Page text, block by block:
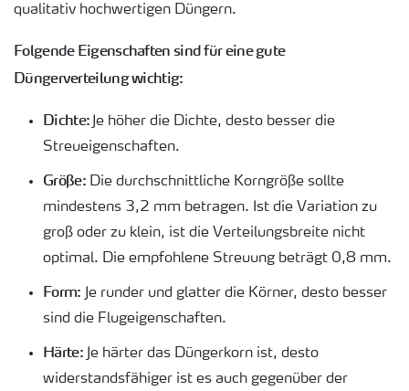
qualitativ hochwertigen Düngern.
Folgende Eigenschaften sind für eine gute
Düngerverteilung wichtig:
Dichte: Je höher die Dichte, desto besser die
Streueigenschaften.
Größe:Die durchschnittliche Korngröße sollte
mindestens 3,2 mm betragen. Ist die Variation zu
groß oder zu klein, ist die Verteilungsbreite nicht
optimal. Die empfohlene Streuung beträgt 0,8 mm.
Form: Je runder und glatter die Körner, desto besser
sind die Flugeigenschaften.
Härte:Je härter das Düngerkorn ist, desto
widerstandsfähiger ist es auch gegenüber der